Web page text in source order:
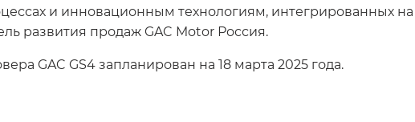
и инновационным технологиям, интегрированных на
развития продаж GAC Motor Россия.
GAC GS4 запланирован на 18 марта 2025 года.